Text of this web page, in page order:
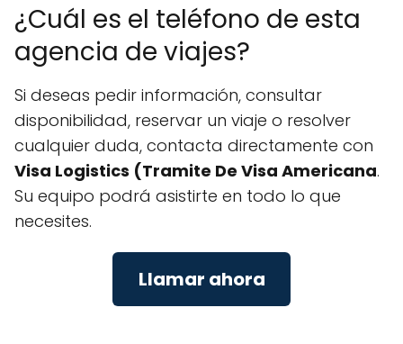
¿Cuál es el teléfono de esta
agencia de viajes?
Si deseas pedir información, consultar
disponibilidad, reservar un viaje o resolver
cualquier duda, contacta directamente con
Visa Logistics (Tramite De Visa Americana.
Su equipo podrá asistirte en todo lo que
necesites.
Llamar ahora